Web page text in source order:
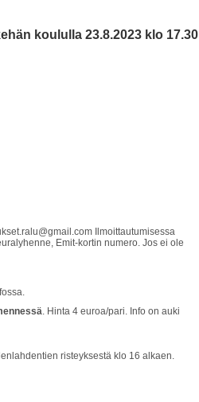
koululla 23.8.2023 klo 17.30
Ilmoittautumisessa
Emit-kortin numero. Jos ei ole
. Hinta 4 euroa/pari. Info on auki
risteyksestä klo 16 alkaen.